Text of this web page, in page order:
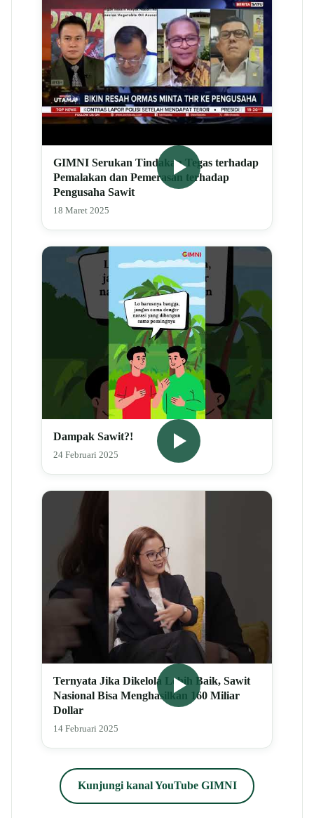
GIMNI Serukan Tindakan Tegas terhadap
Pemalakan dan Pemerasan terhadap
Pengusaha Sawit
18 Maret 2025
Dampak Sawit?!
24 Februari 2025
Ternyata Jika Dikelola Lebih Baik, Sawit
Nasional Bisa Menghasilkan 160 Miliar
Dollar
14 Februari 2025
Kunjungi kanal YouTube GIMNI